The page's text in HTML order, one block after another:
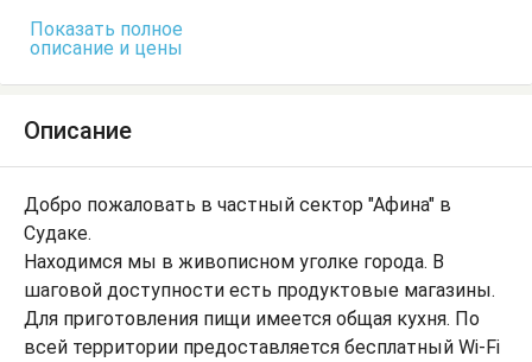
Показать полное
описание и цены
Описание
Добро пожаловать в частный сектор "Афина" в
Судаке.
Находимся мы в живописном уголке города. В
шаговой доступности есть продуктовые магазины.
Для приготовления пищи имеется общая кухня. По
всей территории предоставляется бесплатный Wi-Fi